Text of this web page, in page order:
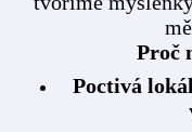
Proč
Poctivá